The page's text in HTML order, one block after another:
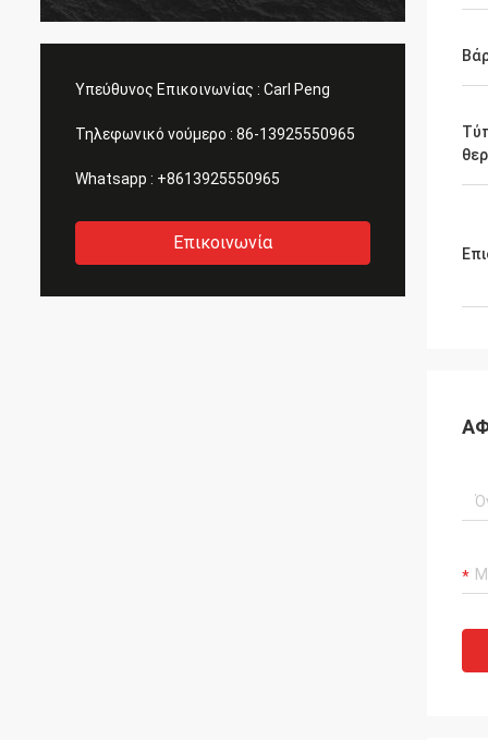
Υπεύθυνος Επικοινωνίας : Carl Peng
Τηλεφωνικό νούμερο : 86-13925550965
Whatsapp : +8613925550965
Επικοινωνία